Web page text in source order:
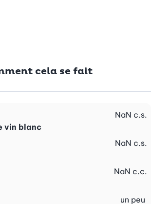
cela se fait
vin blanc
NaN c.s.
NaN c.s.
NaN c.c.
un peu